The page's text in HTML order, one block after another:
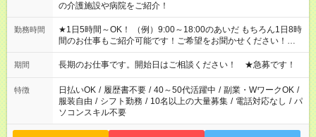
の介護施設や病院をご紹介！
勤務時間
★1日5時間～OK！ （例）9:00～18:00のあいだ もちろん1日8時
間のお仕事もご紹介可能です！ご希望をお聞かせください！★家
庭の都合でお休みが必要な場合も遠慮なくご相談ください。 ※
週最低15時間以上の勤務が必要です
期間 長期のお仕事です。開始日はご相談ください！ ★急募です！
特徴 日払いOK / 履歴書不要 / 40～50代活躍中 / 副業・WワークOK /
服装自由 / シフト勤務 / 10名以上の大量募集 / 電話対応なし / パ
ソコンスキル不要